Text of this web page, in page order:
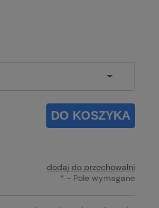
DO KOSZYKA
dodaj do przechowalni
* - Pole wymagane